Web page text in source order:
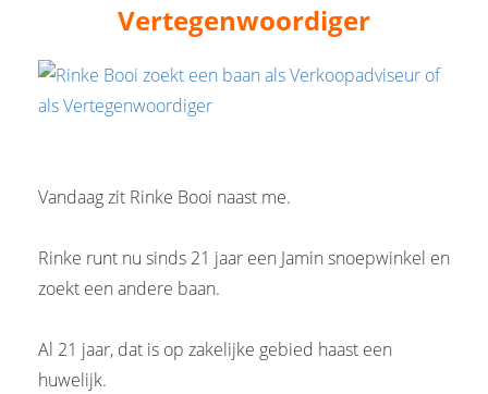
Vertegenwoordiger
Vandaag zit Rinke Booi naast me.
Rinke runt nu sinds 21 jaar een Jamin snoepwinkel en
zoekt een andere baan.
Al 21 jaar, dat is op zakelijke gebied haast een
huwelijk.